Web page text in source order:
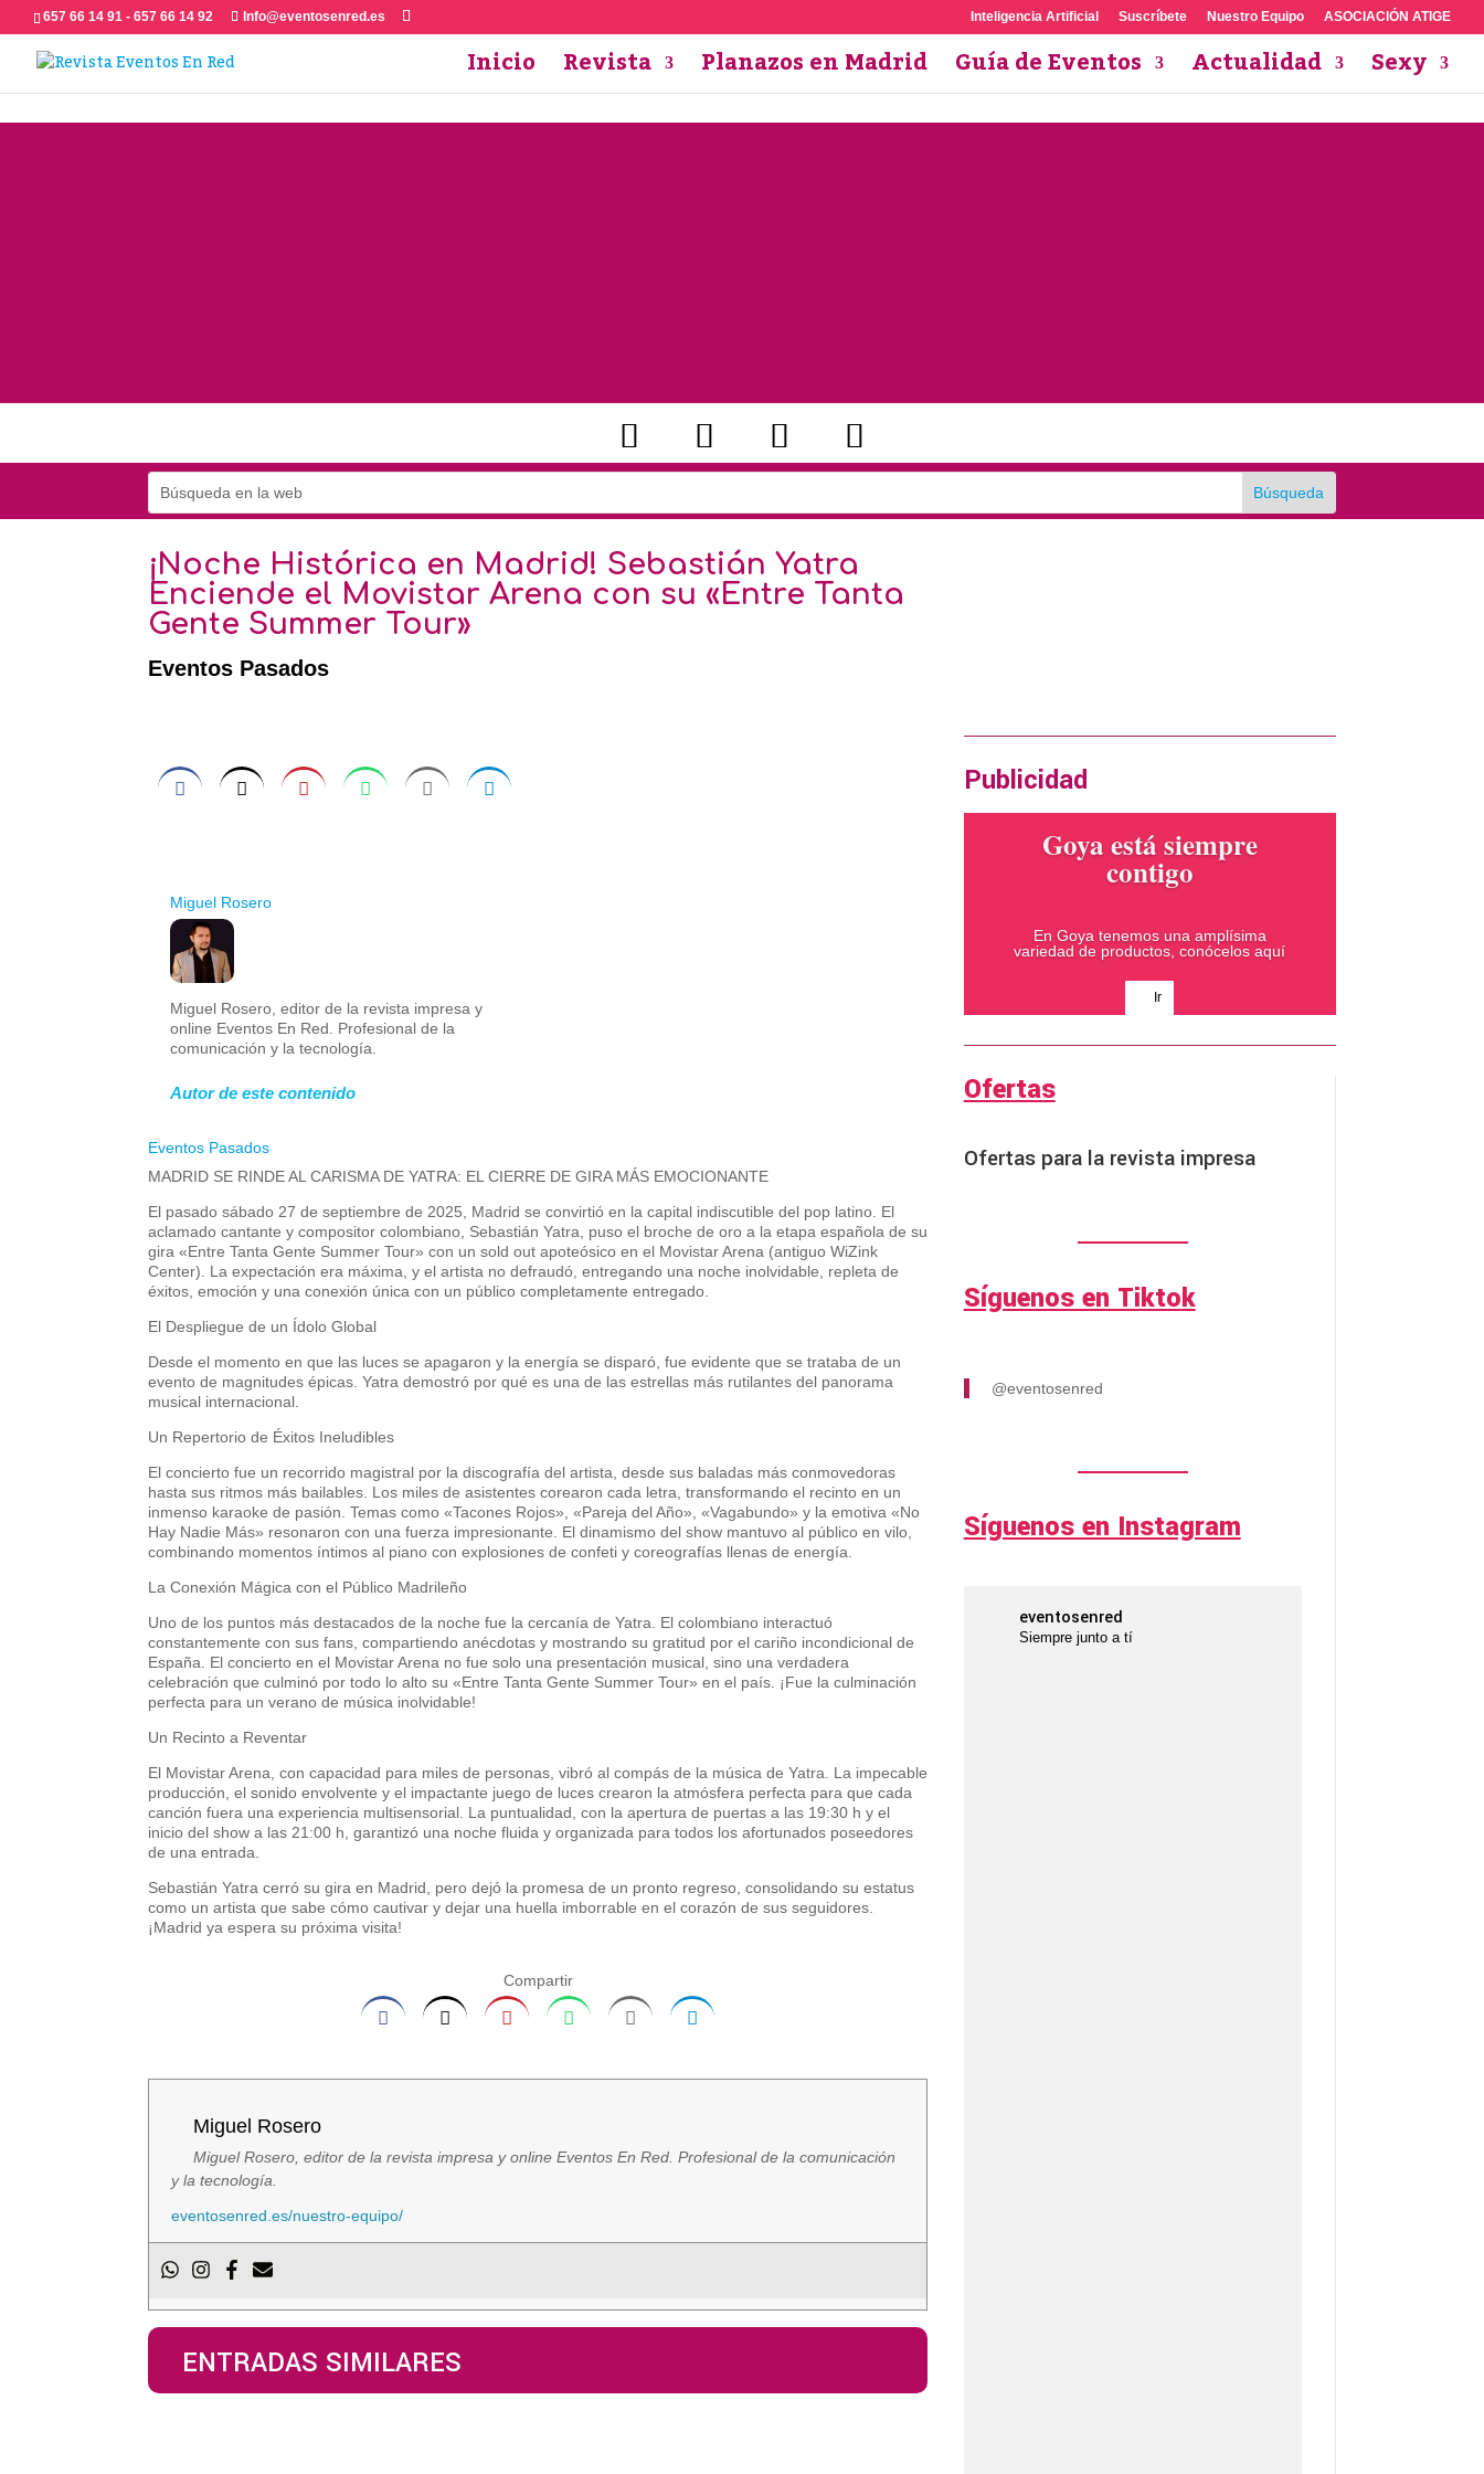
657 66 14 91 - 657 66 14 92 Info@eventosenred.es Inteligencia Artificial Suscríbete Nuestro Equipo ASOCIACIÓN ATIGE
Inicio Revista Planazos en Madrid Guía de Eventos Actualidad Sexy
¡Noche Histórica en Madrid! Sebastián Yatra
Enciende el Movistar Arena con su «Entre Tanta
Gente Summer Tour»
Eventos Pasados
Miguel Rosero
Miguel Rosero, editor de la revista impresa y
online Eventos En Red. Profesional de la
comunicación y la tecnología.
Autor de este contenido
Eventos Pasados
MADRID SE RINDE AL CARISMA DE YATRA: EL CIERRE DE GIRA MÁS EMOCIONANTE
El pasado sábado 27 de septiembre de 2025, Madrid se convirtió en la capital indiscutible del pop latino. El
aclamado cantante y compositor colombiano, Sebastián Yatra, puso el broche de oro a la etapa española de su
gira «Entre Tanta Gente Summer Tour» con un sold out apoteósico en el Movistar Arena (antiguo WiZink
Center). La expectación era máxima, y el artista no defraudó, entregando una noche inolvidable, repleta de
éxitos, emoción y una conexión única con un público completamente entregado.
El Despliegue de un Ídolo Global
Desde el momento en que las luces se apagaron y la energía se disparó, fue evidente que se trataba de un
evento de magnitudes épicas. Yatra demostró por qué es una de las estrellas más rutilantes del panorama
musical internacional.
Un Repertorio de Éxitos Ineludibles
El concierto fue un recorrido magistral por la discografía del artista, desde sus baladas más conmovedoras
hasta sus ritmos más bailables. Los miles de asistentes corearon cada letra, transformando el recinto en un
inmenso karaoke de pasión. Temas como «Tacones Rojos», «Pareja del Año», «Vagabundo» y la emotiva «No
Hay Nadie Más» resonaron con una fuerza impresionante. El dinamismo del show mantuvo al público en vilo,
combinando momentos íntimos al piano con explosiones de confeti y coreografías llenas de energía.
La Conexión Mágica con el Público Madrileño
Uno de los puntos más destacados de la noche fue la cercanía de Yatra. El colombiano interactuó
constantemente con sus fans, compartiendo anécdotas y mostrando su gratitud por el cariño incondicional de
España. El concierto en el Movistar Arena no fue solo una presentación musical, sino una verdadera
celebración que culminó por todo lo alto su «Entre Tanta Gente Summer Tour» en el país. ¡Fue la culminación
perfecta para un verano de música inolvidable!
Un Recinto a Reventar
El Movistar Arena, con capacidad para miles de personas, vibró al compás de la música de Yatra. La impecable
producción, el sonido envolvente y el impactante juego de luces crearon la atmósfera perfecta para que cada
canción fuera una experiencia multisensorial. La puntualidad, con la apertura de puertas a las 19:30 h y el
inicio del show a las 21:00 h, garantizó una noche fluida y organizada para todos los afortunados poseedores
de una entrada.
Sebastián Yatra cerró su gira en Madrid, pero dejó la promesa de un pronto regreso, consolidando su estatus
como un artista que sabe cómo cautivar y dejar una huella imborrable en el corazón de sus seguidores.
¡Madrid ya espera su próxima visita!
Compartir
Miguel Rosero
Miguel Rosero, editor de la revista impresa y online Eventos En Red. Profesional de la comunicación
y la tecnología.
eventosenred.es/nuestro-equipo/
ENTRADAS SIMILARES
Publicidad
Goya está siempre
contigo
En Goya tenemos una amplísima
variedad de productos, conócelos aquí
Ir
Ofertas
Ofertas para la revista impresa
Síguenos en Tiktok
@eventosenred
Síguenos en Instagram
eventosenred
Siempre junto a tí